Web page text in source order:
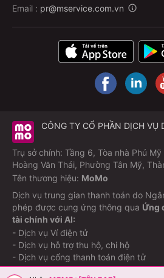
Email : pr@mservice.com.vn
CÔNG TY CỔ PHẦN DỊCH VỤ
Trụ sở chính: Tầng 6, Tòa nhà Phú
Hoàng Văn Thái, Phường Tân Mỹ,
Tên thương hiệu: MoMo
Dịch vụ trung gian thanh toán do
phép được cung ứng thông qua Ứng
tài chính với AI:
- Dịch vụ Ví điện tử
- Dịch vụ hỗ trợ thu hộ, chi hộ
- Dịch vụ cổng thanh toán điện tử